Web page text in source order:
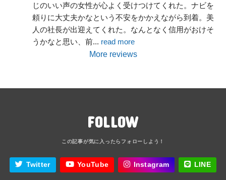
じのいい声の女性が心よく受けつけてくれた。ナビを
頼りに大丈夫かなという不安をかかえながら到着。美
人の社長が出迎えてくれた。なんとなく信用がおけそ
うかなと思い、前... read more
More reviews
FOLLOW
Twitter YouTube Instagram LINE